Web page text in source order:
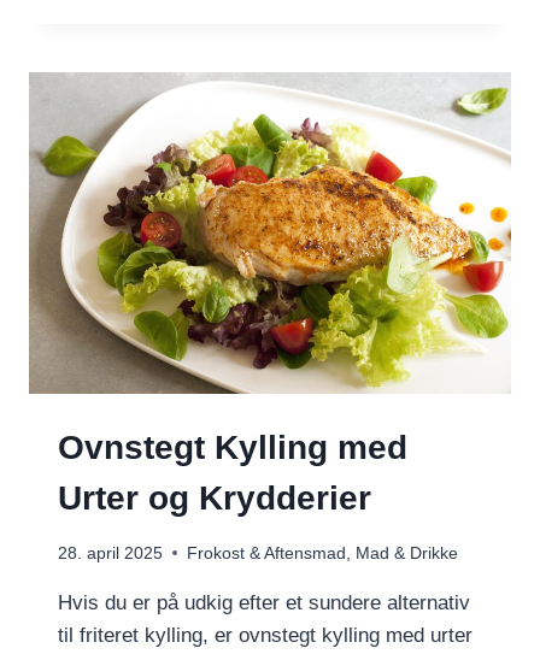
SØDE
SUNDE
INGEFÆRDRIK
Ovnstegt Kylling med
Urter og Krydderier
28. april 2025 Frokost & Aftensmad Mad & Drikke
Hvis du er på udkig efter et sundere alternativ
til friteret kylling, er ovnstegt kylling med urter